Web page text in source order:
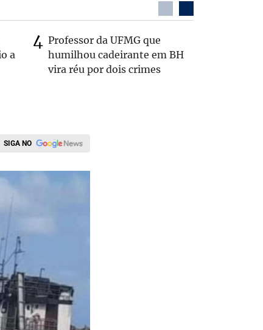
a
Professor da UFMG que
humilhou cadeirante em BH
vira réu por dois crimes
SIGA NO